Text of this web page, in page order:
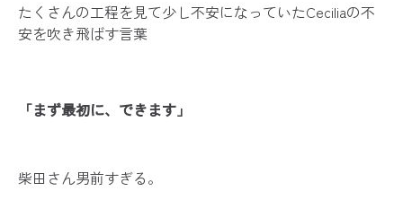
たくさんの工程を見て少し不安になっていたCeciliaの不
安を吹き飛ばす言葉
「まず最初に、できます」
柴田さん男前すぎる。